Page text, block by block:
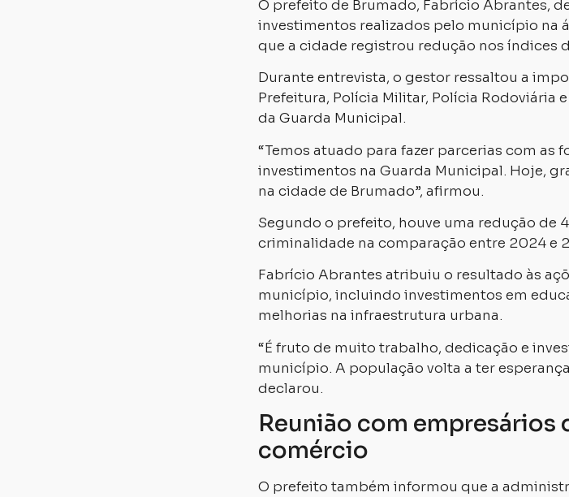
O prefeito de Brumado, Fabrício Abrantes,
investimentos realizados pelo município na
que a cidade registrou redução nos índices
Durante entrevista, o gestor ressaltou a
Prefeitura, Polícia Militar, Polícia Rodoviária
da Guarda Municipal.
“Temos atuado para fazer parcerias com as
investimentos na Guarda Municipal. Hoje,
na cidade de Brumado”, afirmou.
Segundo o prefeito, houve uma redução de
criminalidade na comparação entre 2024 e
Fabrício Abrantes atribuiu o resultado às
município, incluindo investimentos em
melhorias na infraestrutura urbana.
“É fruto de muito trabalho, dedicação e
município. A população volta a ter
declarou.
Reunião com empresários
comércio
O prefeito também informou que a